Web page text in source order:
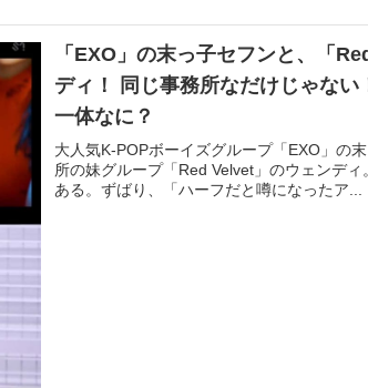
「EXO」の末っ子セフンと、「
ディ！ 同じ事務所なだけじゃない
一体なに？
大人気K-POPボーイズグループ「EXO」の
所の妹グループ「Red Velvet」のウェンデ
ある。ずばり、「ハーフだと噂になったア...